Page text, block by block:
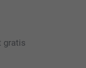
gratis